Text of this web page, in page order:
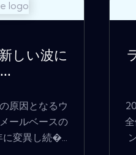
しい波に
原因となるウ
ールベースの
に変異し続�...